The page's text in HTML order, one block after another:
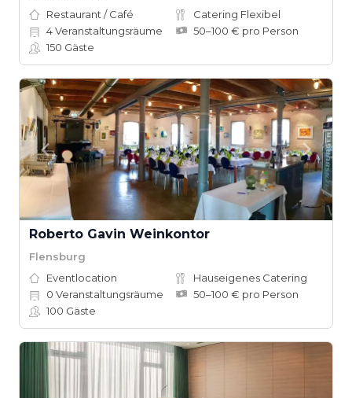
Restaurant / Café
Catering Flexibel
4Veranstaltungsräume
50–100 € pro Person
150 Gäste
Roberto Gavin Weinkontor
Flensburg
Eventlocation
Hauseigenes Catering
0 Veranstaltungsräume
50–100 € pro Person
100 Gäste